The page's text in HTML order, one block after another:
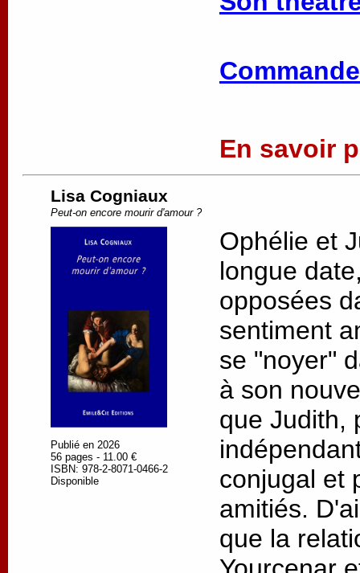
En savoir
Lisa Cogniaux
Peut-on encore mourir d'amour ?
Publié en 2026
56 pages - 11.00 €
ISBN: 978-2-8071-0466-2
Disponible
Ophélie et
longue
opposées
sentiment
se "noyer"
à son
que Judith,
conjugal et
amitiés.
que la